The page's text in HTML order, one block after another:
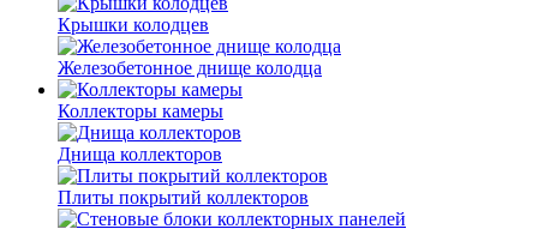
Крышки колодцев
Железобетонное днище колодца
Коллекторы камеры
Днища коллекторов
Плиты покрытий коллекторов